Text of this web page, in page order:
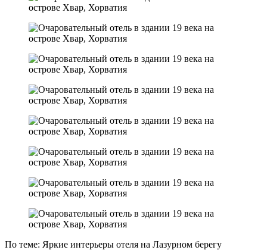
По теме: Яркие интерьеры отеля на Лазурном берегу